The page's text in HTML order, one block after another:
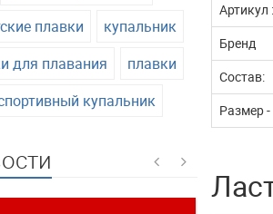
плавки
купальник
для плавания
плавки
купальник
Артикул :
Бренд
Состав:
Размер -